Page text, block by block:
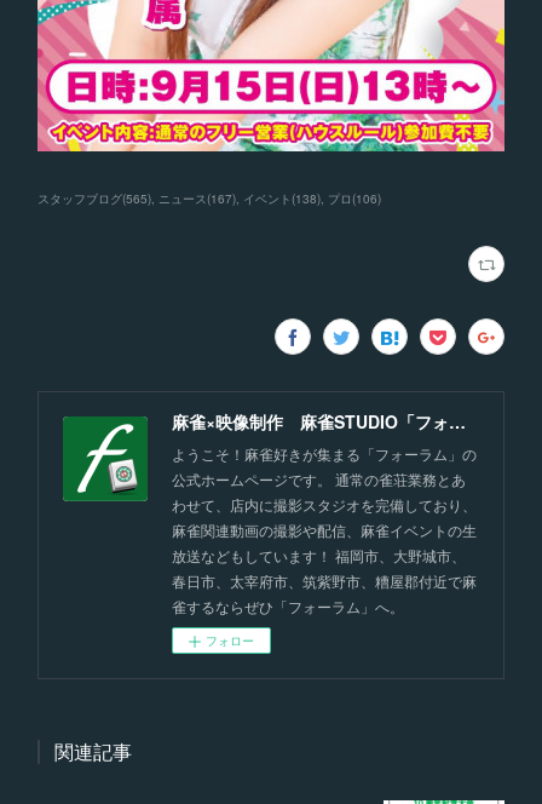
スタッフブログ(565) ニュース(167) イベント (138) プロ (106)
麻雀×映像制作 麻雀STUDIO「フォーラム」福岡
ようこそ！麻雀好きが集まる「フォーラム」の
公式ホームページです。 通常の雀荘業務とあ
わせて、店内に撮影スタジオを完備しており、
麻雀関連動画の撮影や配信、麻雀イベントの生
放送などもしています！ 福岡市、大野城市、
春日市、太宰府市、筑紫野市、糟屋郡付近で麻
雀するならぜひ「フォーラム」へ。
フォロー
関連記事